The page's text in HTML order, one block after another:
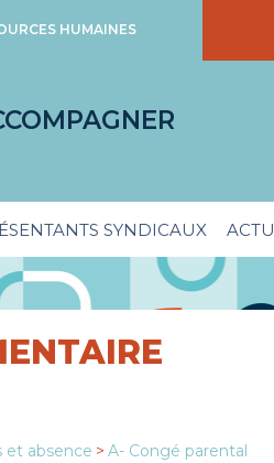
HUMAINES
SYNDICAUX
et absence > A- Congé parental